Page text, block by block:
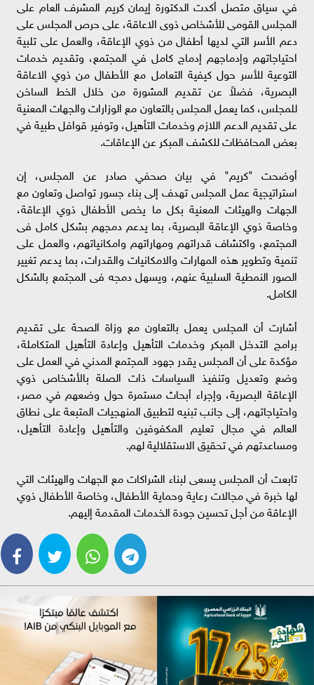
في سياق متصل أكدت الدكتورة إيمان كريم المشرف العام على
المجلس القومى للأشخاص ذوى الاعاقة، على حرص المجلس على
دعم الأسر التي لديها أطفال من ذوي الإعاقة، والعمل على تلبية
احتياجاتهم وإدماجهم إدماج كامل في المجتمع، وتقديم خدمات
التوعية للأسر حول كيفية التعامل مع الأطفال من ذوي الاعاقة
البصرية، فضلاً عن تقديم المشورة من خلال الخط الساخن
للمجلس، كما يعمل المجلس بالتعاون مع الوزارات والجهات المعنية
على تقديم الدعم اللازم وخدمات التأهيل، وتوفير قوافل طبية في
بعض المحافظات للكشف المبكر عن الإعاقات.
أوضحت "كريم" في بيان صحفي صادر عن المجلس، إن
استراتيجية عمل المجلس تهدف إلى بناء جسور تواصل وتعاون مع
الجهات والهيئات المعنية بكل ما يخص الأطفال ذوي الإعاقة،
وخاصة ذوي الإعاقة البصرية، بما يدعم دمجهم بشكل كامل فى
المجتمع، واكتشاف قدراتهم ومهاراتهم وامكانياتهم، والعمل على
تنمية وتطوير هذه المهارات والامكانيات والقدرات، بما يدعم تغيير
الصور النمطية السلبية عنهم، ويسهل دمجه فى المجتمع بالشكل
الكامل.
أشارت أن المجلس يعمل بالتعاون مع وزاة الصحة على تقديم
برامج التدخل المبكر وخدمات التأهيل وإعادة التأهيل المتكاملة،
مؤكدة على أن المجلس يقدر جهود المجتمع المدني في العمل على
وضع وتعديل وتنفيذ السياسات ذات الصلة بالأشخاص ذوي
الإعاقة البصرية، وإجراء أبحاث مستمرة حول وضعهم في مصر،
واحتياجاتهم، إلى جانب تبنيه لتطبيق المنهجيات المتبعة على نطاق
العالم في مجال تعليم المكفوفين والتأهيل وإعادة التأهيل،
ومساعدتهم في تحقيق الاستقلالية لهم.
تابعت أن المجلس يسعى لبناء الشراكات مع الجهات والهيئات التي
لها خبرة في مجالات رعاية وحماية الأطفال، وخاصة الأطفال ذوي
الإعاقة من أجل تحسين جودة الخدمات المقدمة إليهم.